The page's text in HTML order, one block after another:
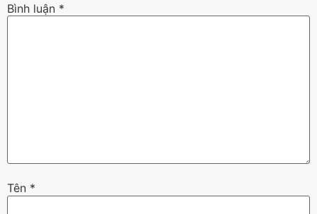
Bình luận *
Tên *